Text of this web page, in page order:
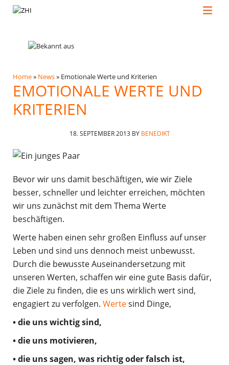
Home» News» Emotionale Werte und Kriterien
EMOTIONALE WERTE UND
KRITERIEN
18. SEPTEMBER 2013 BY BENEDIKT
Bevor wir uns damit beschäftigen, wie wir Ziele
besser, schneller und leichter erreichen, möchten
wir uns zunächst mit dem Thema Werte
beschäftigen.
Werte haben einen sehr großen Einfluss auf unser
Leben und sind uns dennoch meist unbewusst.
Durch die bewusste Auseinandersetzung mit
unseren Werten, schaffen wir eine gute Basis dafür,
die Ziele zu finden, die es uns wirklich wert sind,
engagiert zu verfolgen. Wertesind Dinge,
• die uns wichtig sind,
• die uns motivieren,
• die uns sagen, was richtig oder falsch ist,